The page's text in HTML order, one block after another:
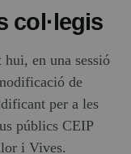
col·legis
en una sessió
de
per a les
públics CEIP
i Vives.